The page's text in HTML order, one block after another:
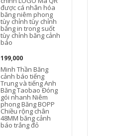
được cá nhân hóa
băng niêm phong
tùy chỉnh tùy chỉnh
băng in trong suốt
tùy chỉnh băng cảnh
báo
199,000
Minh Thần Băng
cảnh báo tiếng
Trung và tiếng Anh
Băng Taobao Đóng
gói nhanh Niêm
phong Băng BOPP
Chiều rộng chân
48MM băng cảnh
báo trắng đỏ